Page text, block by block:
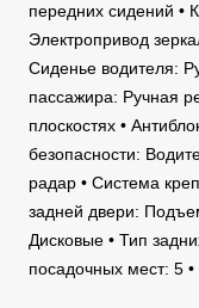
передних сидений •
Электропривод
Сиденье водителя:
пассажира: Ручная
плоскостях •
безопасности:
радар • Система
задней двери:
Дисковые • Тип
посадочных мест: 5